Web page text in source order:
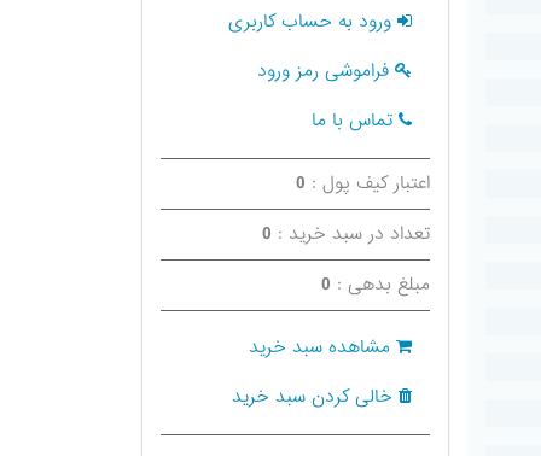
ورود به حساب کاربری
فراموشی رمز ورود
تماس با ما
اعتبار کیف پول : 0
تعداد در سبد خرید : 0
مبلغ بدهی : 0
مشاهده سبد خرید
خالی کردن سبد خرید